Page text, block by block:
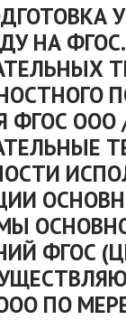
НА
ФГОС
ФГОС
ПО